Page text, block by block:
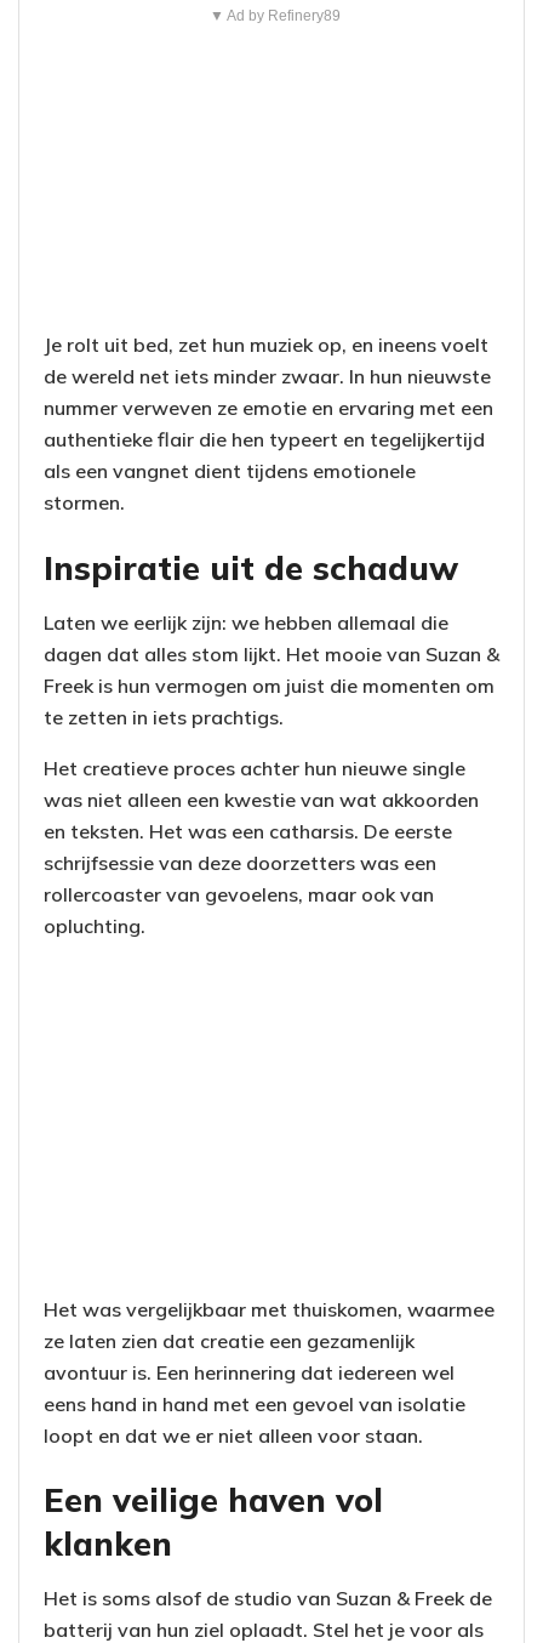
▼ Ad by Refinery89
Je rolt uit bed, zet hun muziek op, en ineens voelt
de wereld net iets minder zwaar. In hun nieuwste
nummer verweven ze emotie en ervaring met een
authentieke flair die hen typeert en tegelijkertijd
als een vangnet dient tijdens emotionele
stormen.
Inspiratie uit de schaduw
Laten we eerlijk zijn: we hebben allemaal die
dagen dat alles stom lijkt. Het mooie van Suzan &
Freek is hun vermogen om juist die momenten om
te zetten in iets prachtigs.
Het creatieve proces achter hun nieuwe single
was niet alleen een kwestie van wat akkoorden
en teksten. Het was een catharsis. De eerste
schrijfsessie van deze doorzetters was een
rollercoaster van gevoelens, maar ook van
opluchting.
Het was vergelijkbaar met thuiskomen, waarmee
ze laten zien dat creatie een gezamenlijk
avontuur is. Een herinnering dat iedereen wel
eens hand in hand met een gevoel van isolatie
loopt en dat we er niet alleen voor staan.
Een veilige haven vol
klanken
Het is soms alsof de studio van Suzan & Freek de
batterij van hun ziel oplaadt. Stel het je voor als